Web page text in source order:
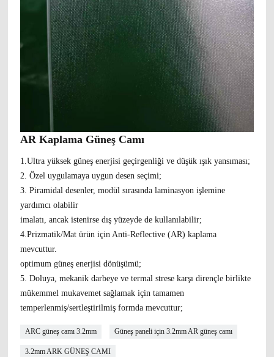
AR Kaplama Güneş Camı
1.Ultra yüksek güneş enerjisi geçirgenliği ve düşük ışık yansıması;
2. Özel uygulamaya uygun desen seçimi;
3. Piramidal desenler, modül sırasında laminasyon işlemine
yardımcı olabilir
imalatı, ancak istenirse dış yüzeyde de kullanılabilir;
4.Prizmatik/Mat ürün için Anti-Reflective (AR) kaplama
mevcuttur.
optimum güneş enerjisi dönüşümü;
5. Doluya, mekanik darbeye ve termal strese karşı dirençle birlikte
mükemmel mukavemet sağlamak için tamamen
temperlenmiş/sertleştirilmiş formda mevcuttur;
ARC güneş camı 3.2mm Güneş paneli için 3.2mm AR güneş camı
3.2mm ARK GÜNEŞ CAMI